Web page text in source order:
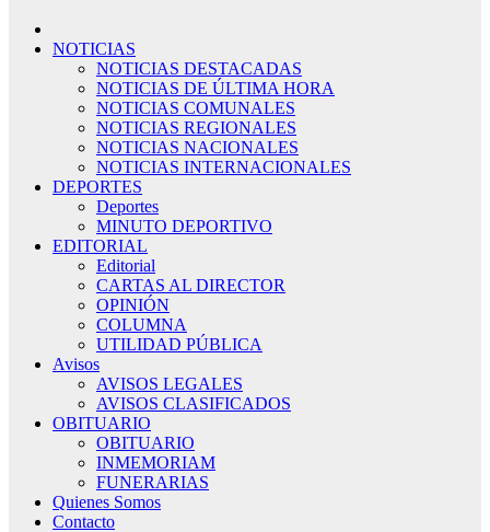
NOTICIAS
NOTICIAS DESTACADAS
NOTICIAS DE ÚLTIMA HORA
NOTICIAS COMUNALES
NOTICIAS REGIONALES
NOTICIAS NACIONALES
NOTICIAS INTERNACIONALES
DEPORTES
Deportes
MINUTO DEPORTIVO
EDITORIAL
Editorial
CARTAS AL DIRECTOR
OPINIÓN
COLUMNA
UTILIDAD PÚBLICA
Avisos
AVISOS LEGALES
AVISOS CLASIFICADOS
OBITUARIO
OBITUARIO
INMEMORIAM
FUNERARIAS
Quienes Somos
Contacto